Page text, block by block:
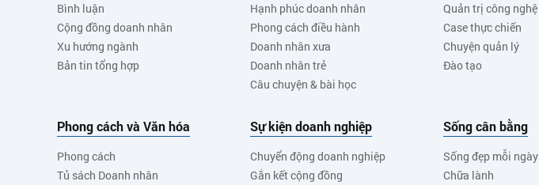
Bình luận
Cộng đồng doanh nhân
Xu hướng ngành
Bản tin tổng hợp
Hạnh phúc doanh nhân
Phong cách điều hành
Doanh nhân xưa
Doanh nhân trẻ
Câu chuyện & bài học
Quản trị công nghệ
Case thực chiến
Chuyện quản lý
Đào tạo
Phong cách và Văn hóa
Phong cách
Tủ sách Doanh nhân
Sự kiện doanh nghiệp
Chuyển động doanh nghiệp
Gắn kết cộng đồng
Sống cân bằng
Sống đẹp mỗi ngày
Chữa lành